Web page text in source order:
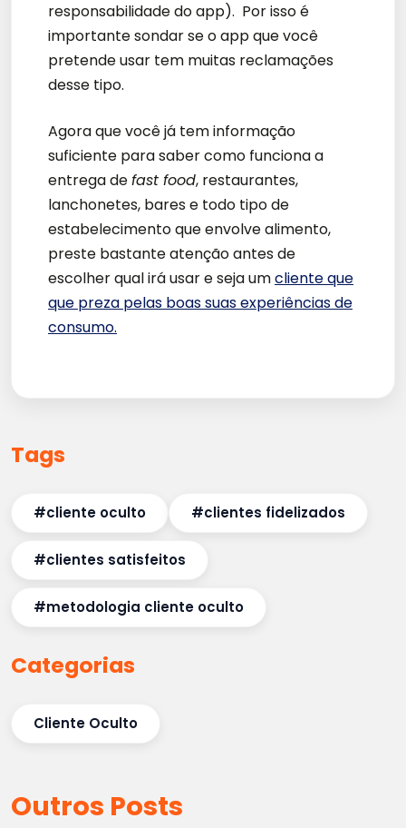
responsabilidade do app). Por isso é
importante sondar se o app que você
pretende usar tem muitas reclamações
desse tipo.
Agora que você já tem informação
suficiente para saber como funciona a
entrega defast food, restaurantes,
lanchonetes, bares e todo tipo de
estabelecimento que envolve alimento,
preste bastante atenção antes de
escolher qual irá usar e seja umcliente que
que preza pelas boas suas experiências de
consumo.
Tags
#cliente oculto #clientes fidelizados
#clientes satisfeitos
#metodologia cliente oculto
Categorias
Cliente Oculto
Outros Posts